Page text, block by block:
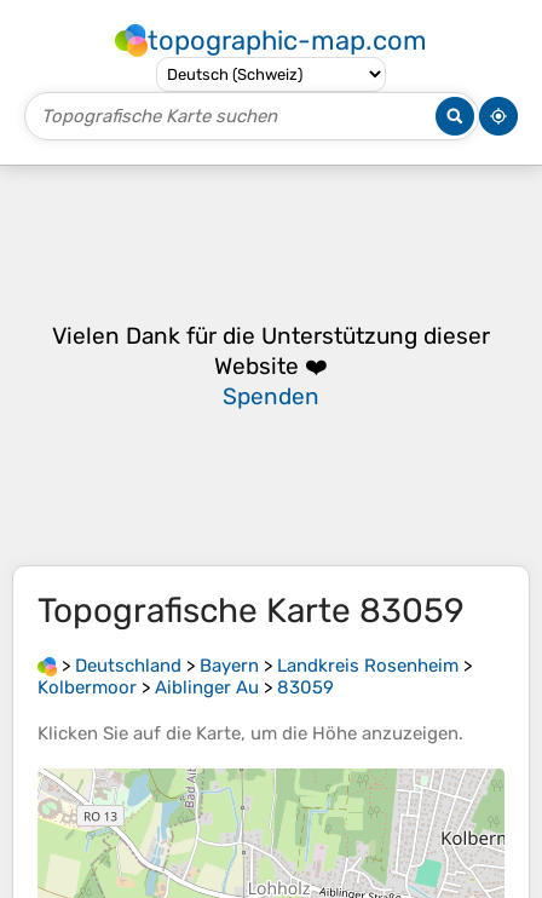
topographic-map.com
Vielen Dank für die Unterstützung dieser
Website ❤️
Spenden
Topografische Karte 83059
> Deutschland > Bayern > Landkreis Rosenheim >
Kolbermoor > Aiblinger Au > 83059
Klicken Sie auf die Karte, um die Höhe anzuzeigen.